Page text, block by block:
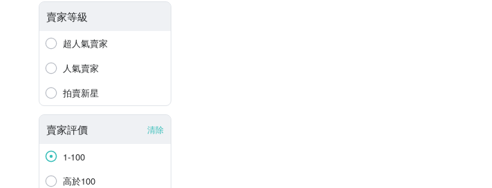
賣家等級
超人氣賣家
人氣賣家
拍賣新星
賣家評價 清除
1-100
高於100